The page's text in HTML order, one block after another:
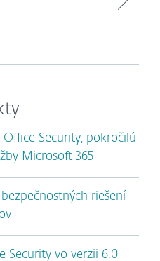
Office Security, pokročilú
Microsoft 365
riešení
Security vo verzii 6.0